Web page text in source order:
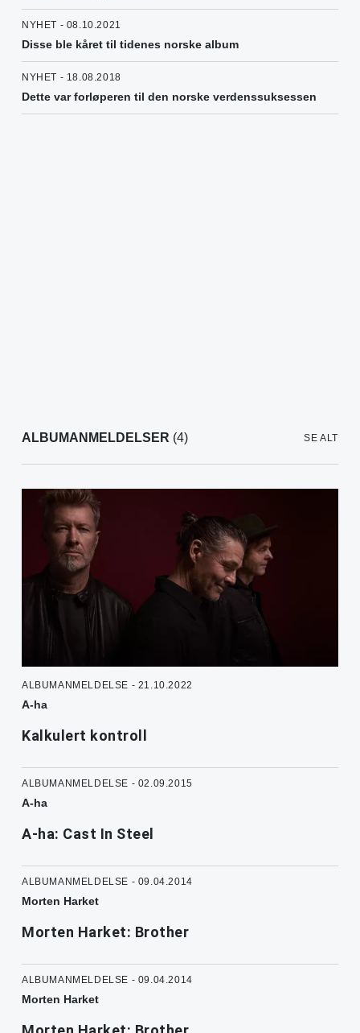
NYHET - 08.10.2021
Disse ble kåret til tidenes norske album
NYHET - 18.08.2018
Dette var forløperen til den norske verdenssuksessen
ALBUMANMELDELSER (4) SE ALT
ALBUMANMELDELSE - 21.10.2022
A-ha
Kalkulert kontroll
ALBUMANMELDELSE - 02.09.2015
A-ha
A-ha: Cast In Steel
ALBUMANMELDELSE - 09.04.2014
Morten Harket
Morten Harket: Brother
ALBUMANMELDELSE - 09.04.2014
Morten Harket